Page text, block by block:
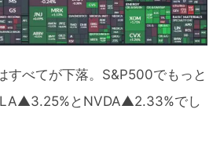
すべてが下落。S&P500でもっと
とNVDA▲2.33%でし